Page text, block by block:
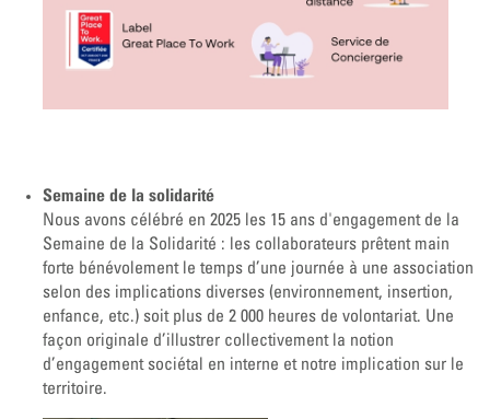
Semaine de la solidarité
Nous avons célébré en 2025 les 15 ans d'engagement de la
Semaine de la Solidarité : les collaborateurs prêtent main
forte bénévolement le temps d’une journée à une association
selon des implications diverses (environnement, insertion,
enfance, etc.) soit plus de 2 000 heures de volontariat. Une
façon originale d’illustrer collectivement la notion
d’engagement sociétal en interne et notre implication sur le
territoire.